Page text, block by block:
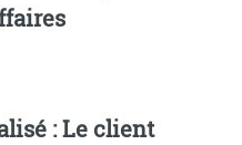
: Le client